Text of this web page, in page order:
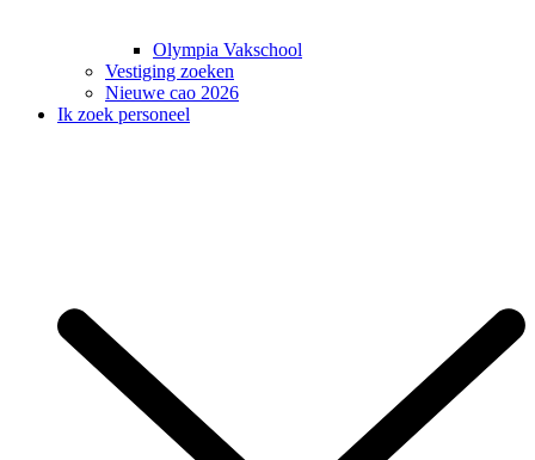
Olympia Vakschool
Vestiging zoeken
Nieuwe cao 2026
Ik zoek personeel